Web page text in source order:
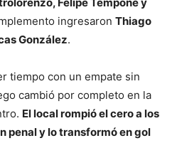
ingresaron Thiago
González.
tiempo con un empate sin
cambió por completo en la
El local rompió el cero a los
penal y lo transformó en gol